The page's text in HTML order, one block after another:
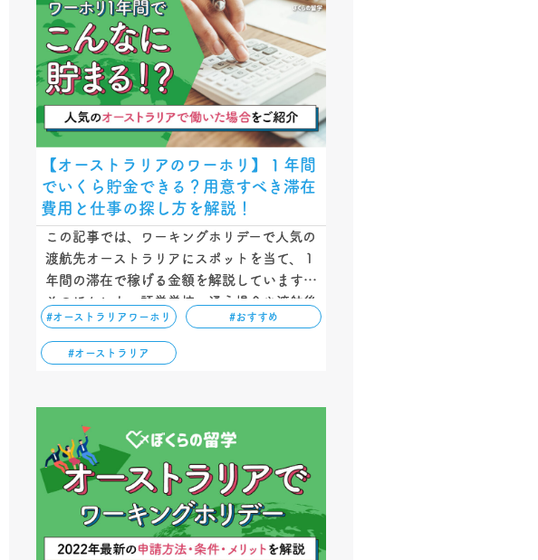
【オーストラリアのワーホリ】１年間
でいくら貯金できる？用意すべき滞在
費用と仕事の探し方を解説！
この記事では、ワーキングホリデーで人気の
渡航先オーストラリアにスポットを当て、１
年間の滞在で稼げる金額を解説しています。
そのほかにも、語学学校へ通う場合や渡航後
すぐに働く場合など、滞在スタイル別にかか
る費用比較も紹介しています。ぜひ参考にし
てください…
#オーストラリアワーホリ #おすすめ
#オーストラリア